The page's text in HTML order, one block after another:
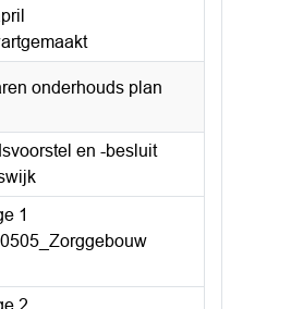
onderhouds plan
en -besluit
1
2